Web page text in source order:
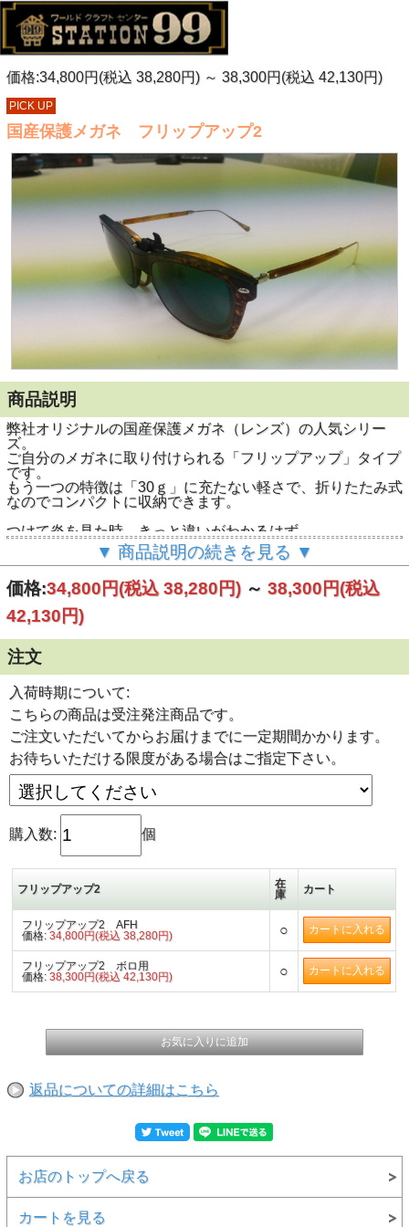
価格:34,800円(税込 38,280円) ～ 38,300円(税込 42,130円)
PICK UP
国産保護メガネ フリップアップ2
商品説明
弊社オリジナルの国産保護メガネ（レンズ）の人気シリー
ズ。
ご自分のメガネに取り付けられる「フリップアップ」タイプ
です。
もう一つの特徴は「30ｇ」に充たない軽さで、折りたたみ式
なのでコンパクトに収納できます。
つけて炎を見た時、きっと違いがわかるはず。
作業がしやすいと感じるはず
大事な眼を守って良い作品を作っていってください。
サイズ：横13.8cm x 縦4.2cm
重量：30g
コンパクトに収納可能なケース付き。
※ご注意事項
本製品は「受注発注」となります。
納期まで3週間〜1か月ほどお時間をいただいております。
【保護メガネ等の返品・交換について】
当店で取り扱う保護メガネは、直接肌に触れる製品という特
いったお客様都合による返品・交換は、原則としてお受けい
たしかねます。
商品ページに記載のサイズ詳細を十分にご確認の上、ご購入
ご不明な点がございましたら、ご購入前にメールにてお気軽
にお問い合わせください。
▼ 商品説明の続きを見る ▼
価格:34,800円(税込 38,280円) ～ 38,300円(税込
42,130円)
注文
入荷時期について:
こちらの商品は受注発注商品です。
ご注文いただいてからお届けまでに一定期間かかります。
お待ちいただける限度がある場合はご指定下さい。
購入数: 個
フリップアップ2
在
庫
カート
フリップアップ2 AFH
価格:34,800円(税込 38,280円) ○
フリップアップ2 ボロ用
価格:38,300円(税込 42,130円) ○
返品についての詳細はこちら
お店のトップへ戻る
カートを見る